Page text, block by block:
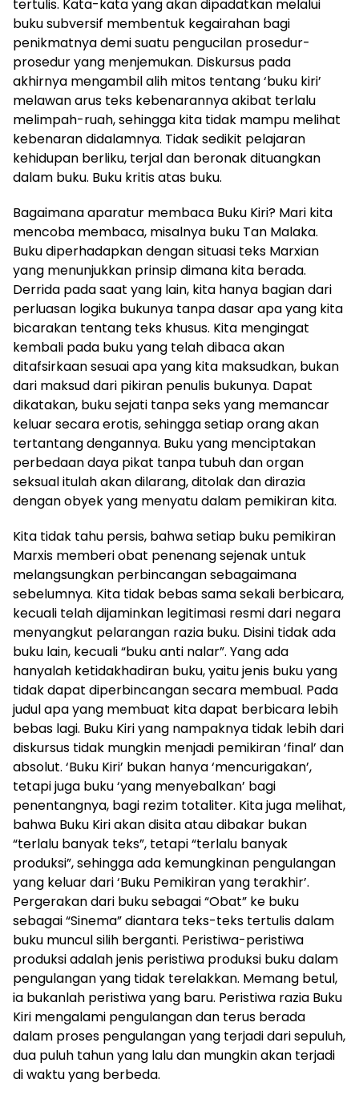
tertulis. Kata-kata yang akan dipadatkan melalui
buku subversif membentuk kegairahan bagi
penikmatnya demi suatu pengucilan prosedur-
prosedur yang menjemukan. Diskursus pada
akhirnya mengambil alih mitos tentang ‘buku kiri’
melawan arus teks kebenarannya akibat terlalu
melimpah-ruah, sehingga kita tidak mampu melihat
kebenaran didalamnya. Tidak sedikit pelajaran
kehidupan berliku, terjal dan beronak dituangkan
dalam buku. Buku kritis atas buku.
Bagaimana aparatur membaca Buku Kiri? Mari kita
mencoba membaca, misalnya buku Tan Malaka.
Buku diperhadapkan dengan situasi teks Marxian
yang menunjukkan prinsip dimana kita berada.
Derrida pada saat yang lain, kita hanya bagian dari
perluasan logika bukunya tanpa dasar apa yang kita
bicarakan tentang teks khusus. Kita mengingat
kembali pada buku yang telah dibaca akan
ditafsirkaan sesuai apa yang kita maksudkan, bukan
dari maksud dari pikiran penulis bukunya. Dapat
dikatakan, buku sejati tanpa seks yang memancar
keluar secara erotis, sehingga setiap orang akan
tertantang dengannya. Buku yang menciptakan
perbedaan daya pikat tanpa tubuh dan organ
seksual itulah akan dilarang, ditolak dan dirazia
dengan obyek yang menyatu dalam pemikiran kita.
Kita tidak tahu persis, bahwa setiap buku pemikiran
Marxis memberi obat penenang sejenak untuk
melangsungkan perbincangan sebagaimana
sebelumnya. Kita tidak bebas sama sekali berbicara,
kecuali telah dijaminkan legitimasi resmi dari negara
menyangkut pelarangan razia buku. Disini tidak ada
buku lain, kecuali “buku anti nalar”. Yang ada
hanyalah ketidakhadiran buku, yaitu jenis buku yang
tidak dapat diperbincangan secara membual. Pada
judul apa yang membuat kita dapat berbicara lebih
bebas lagi. Buku Kiri yang nampaknya tidak lebih dari
diskursus tidak mungkin menjadi pemikiran ‘final’ dan
absolut. ‘Buku Kiri’ bukan hanya ‘mencurigakan’,
tetapi juga buku ‘yang menyebalkan’ bagi
penentangnya, bagi rezim totaliter. Kita juga melihat,
bahwa Buku Kiri akan disita atau dibakar bukan
“terlalu banyak teks”, tetapi “terlalu banyak
produksi”, sehingga ada kemungkinan pengulangan
yang keluar dari ‘Buku Pemikiran yang terakhir’.
Pergerakan dari buku sebagai “Obat” ke buku
sebagai “Sinema” diantara teks-teks tertulis dalam
buku muncul silih berganti. Peristiwa-peristiwa
produksi adalah jenis peristiwa produksi buku dalam
pengulangan yang tidak terelakkan. Memang betul,
ia bukanlah peristiwa yang baru. Peristiwa razia Buku
Kiri mengalami pengulangan dan terus berada
dalam proses pengulangan yang terjadi dari sepuluh,
dua puluh tahun yang lalu dan mungkin akan terjadi
di waktu yang berbeda.